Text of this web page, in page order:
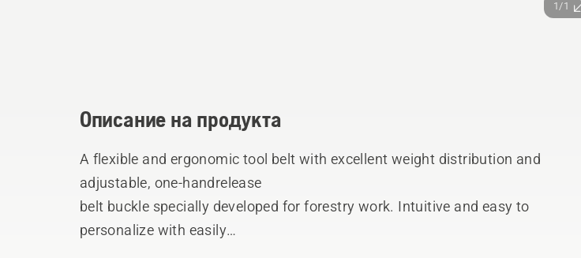
1/1
Описание на продукта
A flexible and ergonomic tool belt with excellent weight distribution and
adjustable, one-handrelease
belt buckle specially developed for forestry work. Intuitive and easy to
personalize with easily